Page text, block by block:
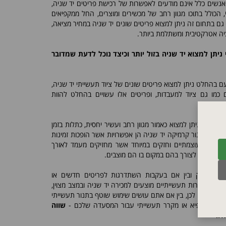
כלל אינם מודעים לאפשרות של רכישת פריטים יד שניה,
בתוכו מגוון רחב של מכשירים ומוצרים, החל ממקפיאים
גם בתחום זה ניתן למצוא פריטים שונים יד שניה במחיר מציאה,
אטרקטיבית ומשתלמת ביותר.
ניתן למצוא יד שניה בזול יותר וכיצד נוכל לדעת שמדובר
ניתן למצוא פריטים שונים של ציוד תעשייתי יד שניה,
כמו גם ציוד למעבדות, ופריטים אלו עשויים בהחלט להוות
שניה ניתן למצוא כאמור מגוון רחב ועשיר יחסית, כתלות בזמן
או תנור קרמיקה יד שניה הן אפשרויות אשר הופכות זמינות
עוצמתיים וחזקים במיוחד אשר מחזיקים מעמד לאורך
מעבר לצורך בהם במקום בו הם מוצבים.
עסק ובין אם בעקבות השתדרגות לפריטים חדשים או
חימום וקירות תעשייתיים מוצעים למכירה יד שניה ובמצב מצוין,
ברכישה. לכן, בין אם אתם עושים שימוש שוטף בתנור תעשייתי
למקפיא או מקרר תעשייתי עבור המסעדה שלכם - שווה